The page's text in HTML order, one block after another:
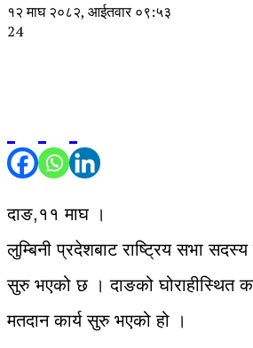
१२ माघ २०८२, आईतवार ०९:५३
24
दाङ,११ माघ ।
लुम्बिनी प्रदेशबाट राष्ट्रिय सभा सदस्य
सुरु भएको छ । दाङको घोराहीस्थित
मतदान कार्य सुरु भएको हो ।